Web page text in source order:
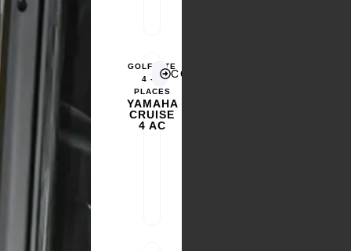
GOLFETTE
4 - 6
PLACES
YAMAHA
CRUISE
4 AC
CONFIGURER